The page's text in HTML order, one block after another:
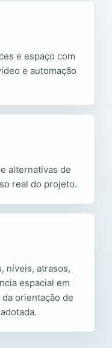
e espaço com
e automação
alternativas de
real do projeto.
níveis, atrasos,
espacial em
orientação de